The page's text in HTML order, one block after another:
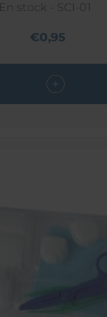
En stock - SCI-01
€0,95